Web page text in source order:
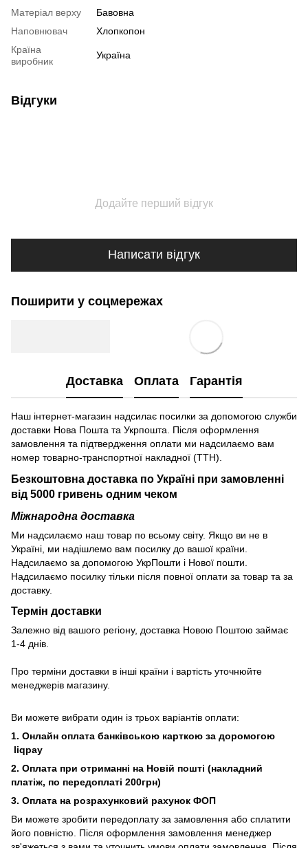
Матеріал верху
Бавовна
Наповнювач
Хлопкопон
Країна
виробник
Україна
Відгуки
Додайте перший відгук
Написати відгук
Поширити у соцмережах
Доставка Оплата Гарантія
Наш інтернет-магазин надсилає посилки за допомогою служби
доставки Нова Пошта та Укрпошта. Після оформлення
замовлення та підтвердження оплати ми надсилаємо вам
номер товарно-транспортної накладної (ТТН).
Безкоштовна доставка по Україні при замовленні
від 5000 гривень одним чеком
Міжнародна доставка
Ми надсилаємо наш товар по всьому світу. Якщо ви не в
Україні, ми надішлемо вам посилку до вашої країни.
Надсилаємо за допомогою УкрПошти і Нової пошти.
Надсилаємо посилку тільки після повної оплати за товар та за
доставку.
Термін доставки
Залежно від вашого регіону, доставка Новою Поштою займає
1-4 днів.
Про терміни доставки в інші країни і вартість уточнюйте
менеджерів магазину.
Ви можете вибрати один із трьох варіантів оплати:
1. Онлайн оплата банківською карткою за доромогою
liqpay
2. Оплата при отриманні на Новій пошті (накладний
платіж, по передоплаті 200грн)
3. Оплата на розрахунковий рахунок ФОП
Ви можете зробити передоплату за замовлення або сплатити
його повністю. Після оформлення замовлення менеджер